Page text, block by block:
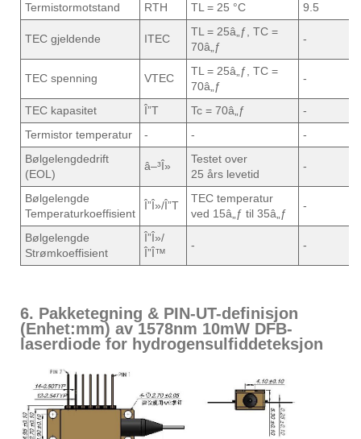
Termistormotstand
RTH TL = 25 °C 9.5
TEC gjeldende ITEC
TL = 25â„ƒ, TC =
70â„ƒ
-
TEC spenning VTEC
TL = 25â„ƒ, TC =
70â„ƒ
-
TEC kapasitet Î”T Tc = 70â„ƒ -
Termistor temperatur
- - -
Bølgelengdedrift
(EOL)
â–³Î»
Testet over
25 års levetid
-
Bølgelengde
Temperaturkoeffisient
Î”Î»/Î”T
TEC temperatur
ved 15â„ƒ til 35â„ƒ
-
Bølgelengde
Strømkoeffisient
Î”Î»/
Î”Î™
- -
6. Pakketegning & PIN-UT-definisjon
(Enhet:mm) av 1578nm 10mW DFB-
laserdiode for hydrogensulfiddeteksjon